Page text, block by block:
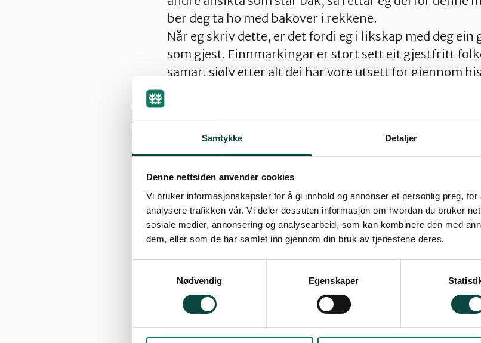
Samtykke Detaljer
Denne nettsiden anvender cookies
Vi bruker informasjonskapsler for å gi innhold og annonser et personlig preg,
analysere trafikken vår. Vi deler dessuten informasjon om hvordan du bruker
sosiale medier, annonsering og analysearbeid, som kan kombinere den med
dem, eller som de har samlet inn gjennom din bruk av tjenestene deres.
Nødvendig
Egenskaper
ber deg ta ho med bakover i rekkene.
Når eg skriv dette, er det fordi eg i likskap med deg
som gjest. Finnmarkingar er stort sett eit gjestfritt
samar, sjølv etter alt dei har vore utsett for gjennom
misjonærar, fornorskingslærarar, gruveinvestorar og
nytt godt av denne gjestfriheita i over fire tiår, og dei
for direkte negative reaksjonar på at eg har kome
på ei hand. Tatt i betraktning historia er det i grunnen
Det er ofte sagt at ein må vere elev før ein kan bli
visst ikkje her nord. Her kan ein komme utan
planar for at ein vil bygge ei gruve, eit
av vatn eller vind. Ein treng ikkje spørje dei som har
treng ein bare spørje eit direktorat sørpå, i dette
undersøke korleis reindrifta brukar området, det er
feilaktig kart og tru at her er det ingen som ferdast.
Finnmarkingar er eit tolmodig folkeferd, kanskje litt